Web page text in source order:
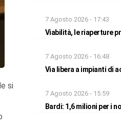
si
7 Agosto 2026 - 17:43
Viabilità, le riaperture
7 Agosto 2026 - 16:48
Via libera a impianti di
7 Agosto 2026 - 15:59
Bardi: 1,6 milioni per i